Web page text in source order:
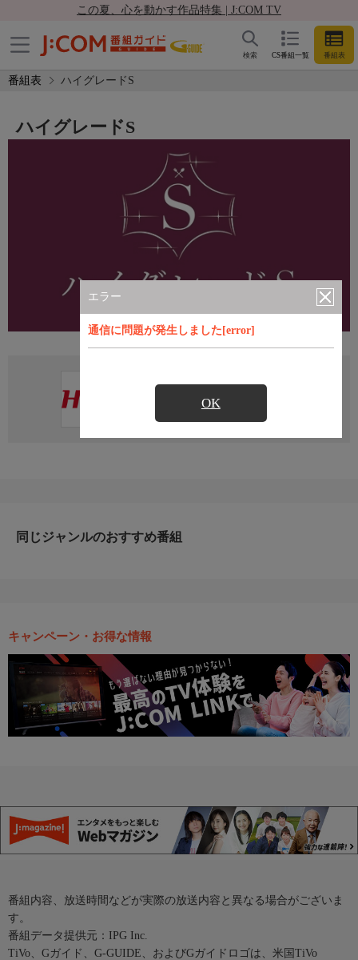
この夏、心を動かす作品特集 | J:COM TV
CS番組一覧 番組表
検索
番組表 ハイグレードS
エラー
通信に問題が発生しました[error]
OK
ハイグレードS
直近の放送予定はありません
同じジャンルのおすすめ番組
キャンペーン・お得な情報
番組内容、放送時間などが実際の放送内容と異なる場合がございま
す。
番組データ提供元：IPG Inc.
TiVo、Gガイド、G-GUIDE、およびGガイドロゴは、米国TiVo